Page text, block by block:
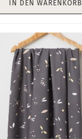
IN DEN WARENKORB